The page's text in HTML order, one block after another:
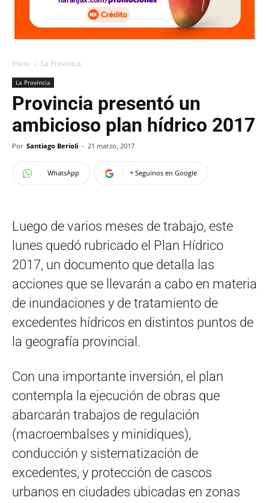
Inicio La Provincia
La Provincia
Provincia presentó un
ambicioso plan hídrico 2017
Por Santiago Berioli - 21 marzo, 2017
WhatsApp + Seguinos en Google
Luego de varios meses de trabajo, este
lunes quedó rubricado el Plan Hídrico
2017, un documento que detalla las
acciones que se llevarán a cabo en materia
de inundaciones y de tratamiento de
excedentes hídricos en distintos puntos de
la geografía provincial.
Con una importante inversión, el plan
contempla la ejecución de obras que
abarcarán trabajos de regulación
(macroembalses y minidiques),
conducción y sistematización de
excedentes, y protección de cascos
urbanos en ciudades ubicadas en zonas